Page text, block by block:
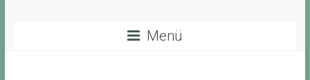
Menü